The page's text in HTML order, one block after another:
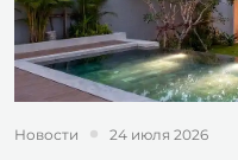
Новости 24 июля 2026